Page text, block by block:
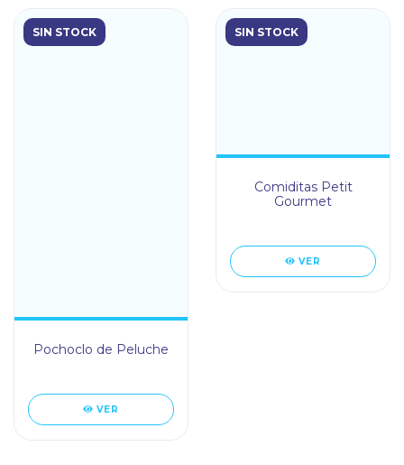
SIN STOCK
Pochoclo de Peluche
VER
SIN STOCK
Comiditas Petit
Gourmet
VER